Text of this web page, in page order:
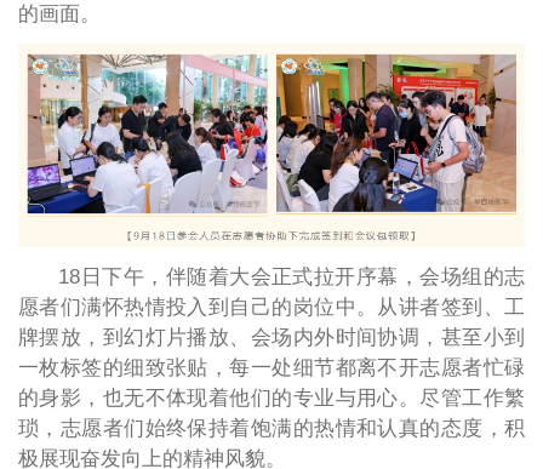
的画面。
18日下午，伴随着大会正式拉开序幕，会场组的志
愿者们满怀热情投入到自己的岗位中。从讲者签到、工
牌摆放，到幻灯片播放、会场内外时间协调，甚至小到
一枚标签的细致张贴，每一处细节都离不开志愿者忙碌
的身影，也无不体现着他们的专业与用心。尽管工作繁
琐，志愿者们始终保持着饱满的热情和认真的态度，积
极展现奋发向上的精神风貌。